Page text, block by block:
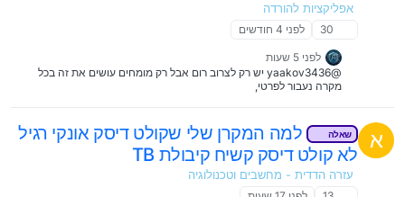
אפליקציות להורדה
30
לפני 4 חודשים
לפני 5 שעות
@yaakov3436 יש רק לצרוב רום אבל רק מומחים עושים את זה בכל
מקרה נעבור לפרטי,
א שאלה
למה המקרן שלי שקולט דיסק אונקי רגיל
לא קולט דיסק קשיח קיבולת TB
עזרה הדדית - מחשבים וטכנולוגיה